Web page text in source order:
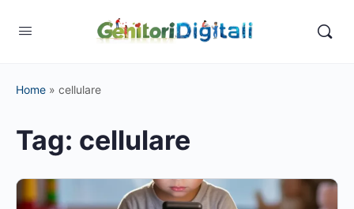
Home » cellulare
Tag: cellulare